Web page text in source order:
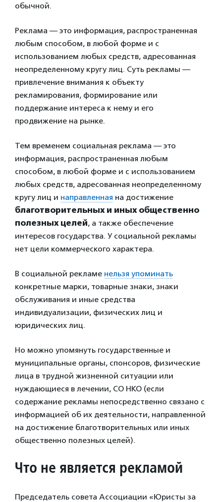
обычной.
Реклама — это информация, распространенная
любым способом, в любой форме и с
использованием любых средств, адресованная
неопределенному кругу лиц. Суть рекламы —
привлечение внимания к объекту
рекламирования, формирование или
поддержание интереса к нему и его
продвижение на рынке.
Тем временем социальная реклама — это
информация, распространенная любым
способом, в любой форме и с использованием
любых средств, адресованная неопределенному
кругу лиц и направленная на достижение
благотворительных и иных общественно
полезных целей, а также обеспечение
интересов государства. У социальной рекламы
нет цели коммерческого характера.
В социальной рекламе нельзя упоминать
конкретные марки, товарные знаки, знаки
обслуживания и иные средства
индивидуализации, физических лиц и
юридических лиц.
Но можно упомянуть государственные и
муниципальные органы, спонсоров, физические
лица в трудной жизненной ситуации или
нуждающиеся в лечении, СО НКО (если
содержание рекламы непосредственно связано с
информацией об их деятельности, направленной
на достижение благотворительных или иных
общественно полезных целей).
Что не является рекламой
Председатель совета Ассоциации «Юристы за